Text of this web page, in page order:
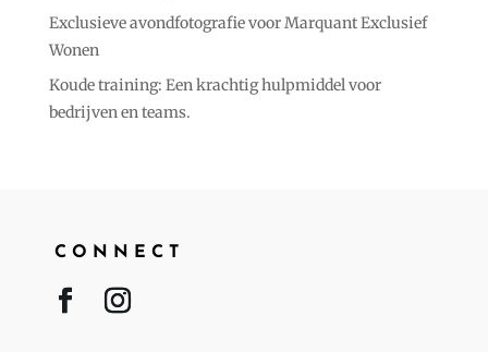
Exclusieve avondfotografie voor Marquant Exclusief
Wonen
Koude training: Een krachtig hulpmiddel voor
bedrijven en teams.
CONNECT